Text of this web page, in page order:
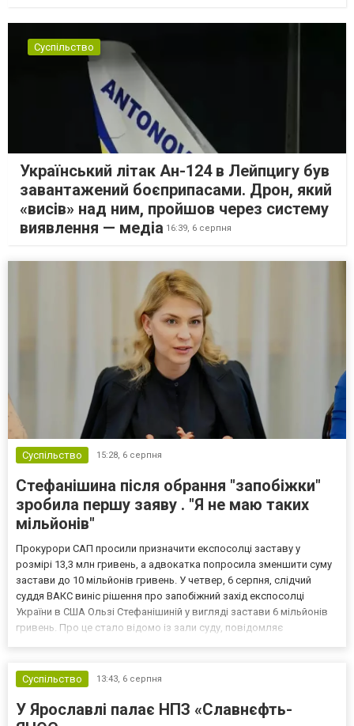
Суспільство
Український літак Ан-124 в Лейпцигу був
завантажений боєприпасами. Дрон, який
«висів» над ним, пройшов через систему
виявлення — медіа 16:39, 6 серпня
Суспільство 15:28, 6 серпня
Стефанішина після обрання "запобіжки"
зробила першу заяву . "Я не маю таких
мільйонів"
Прокурори САП просили призначити експосолці заставу у
розмірі 13,3 млн гривень, а адвокатка попросила зменшити суму
застави до 10 мільйонів гривень. У четвер, 6 серпня, слідчий
суддя ВАКС виніс рішення про запобіжний захід експосолці
України в США Ользі Стефанішиній у вигляді застави 6 мільйонів
гривень. Про це стало відомо із зали суду, повідомляє
Суспільство
13:43, 6 серпня
У Ярославлі палає НПЗ «Славнєфть-